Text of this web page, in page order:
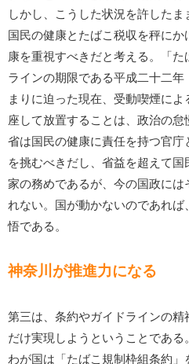
しかし、こうした状況を許したま
国民の健康とたばこ税収を秤に
康を重視すべきだと考える。「
ラインの期限である平成二十二
まりに迫った現在、受動喫煙に
座して放置することは、政治の
省は国民の健康に責任を持つ官
を挑むべきだし、省益を超えて
家の務めであるが、今の国政に
れない。国が動かないのであれ
悟である。
神奈川が推進力になる
第三は、条約やガイドラインの
だけ実現しようということである。
わが国は「たばこ規制枠組条約